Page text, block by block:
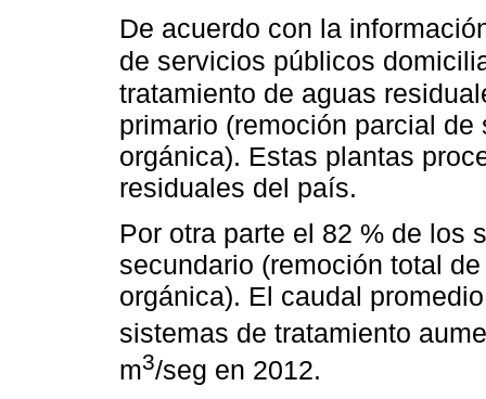
De acuerdo con la
de servicios públicos
tratamiento de aguas
primario (remoción parcial
orgánica). Estas plantas
residuales del país.
Por otra parte el 82 % de los
secundario (remoción total
orgánica). El caudal
sistemas de tratamiento
m3/seg en 2012.